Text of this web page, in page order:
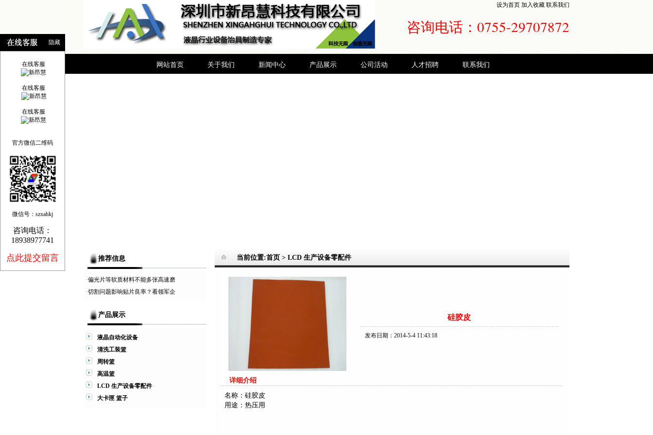
设为首页 加入收藏 联系我们
咨询电话：0755-29707872
网站首页 关于我们 新闻中心 产品展示 公司活动 人才招聘 联系我们
隐藏
在线客服
在线客服
在线客服
官方微信二维码
微信号：szxahkj
咨询电话：
18938977741
点此提交留言 当前位置:首页 > LCD 生产设备零配件
硅胶皮
发布日期：2014-5-4 11:43:18
详细介绍
名称：硅胶皮
用途：热压用
推荐信息
·偏光片等软质材料不能多张高速磨
·切割问题影响贴片良率？看领军企
产品展示
液晶自动化设备
清洗工装篮
周转篮
高温篮
LCD 生产设备零配件
大卡匣 篮子